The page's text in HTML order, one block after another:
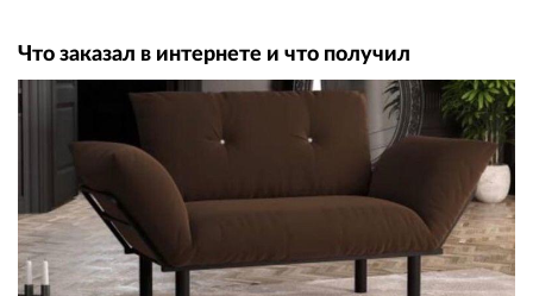
Что заказал в интернете и что получил